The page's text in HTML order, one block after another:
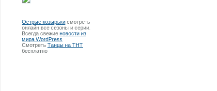
Острые козырьки смотреть
онлайн все сезоны и серии.
Всегда свежие новости из
мира WordPress
Смотреть Танцы на ТНТ
бесплатно